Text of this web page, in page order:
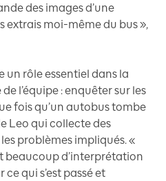
des images d’une
extrais moi-même du bus »,
un rôle essentiel dans la
l’équipe : enquêter sur les
fois qu’un autobus tombe
Leo qui collecte des
problèmes impliqués. «
beaucoup d’interprétation
qui s’est passé et